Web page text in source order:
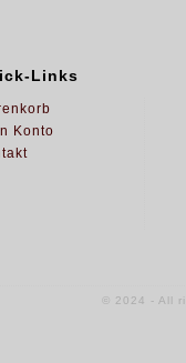
Links
Konto
© 2024 - All